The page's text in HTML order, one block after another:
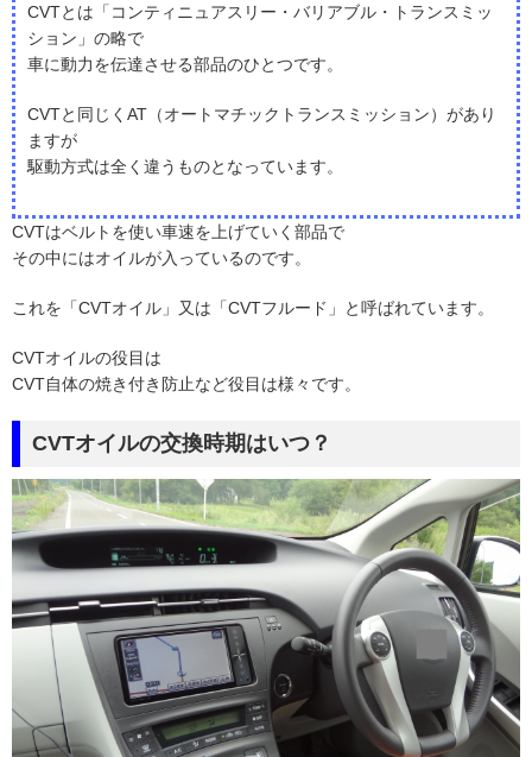
CVTとは「コンティニュアスリー・バリアブル・トランスミッ
ション」の略で
車に動力を伝達させる部品のひとつです。
CVTと同じくAT（オートマチックトランスミッション）があり
ますが
駆動方式は全く違うものとなっています。
CVTはベルトを使い車速を上げていく部品で
その中にはオイルが入っているのです。
これを「CVTオイル」又は「CVTフルード」と呼ばれています。
CVTオイルの役目は
CVT自体の焼き付き防止など役目は様々です。
CVTオイルの交換時期はいつ？